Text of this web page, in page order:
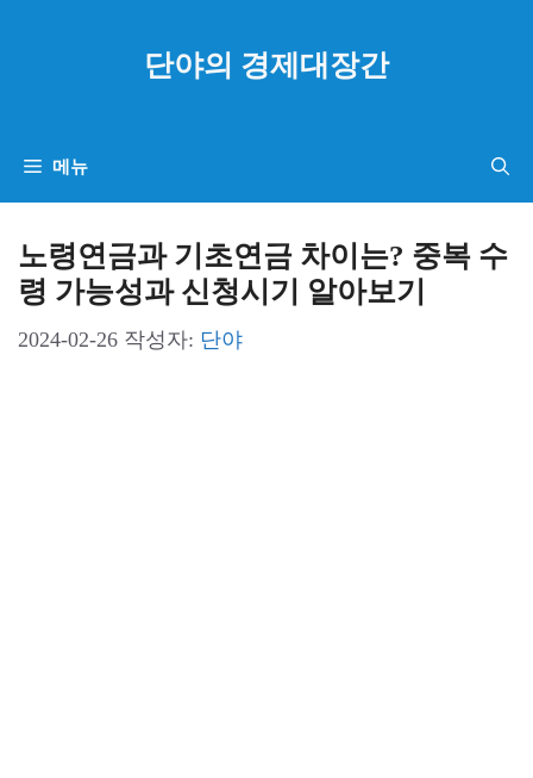
기
단야의 경제대장간
메뉴
노령연금과 기초연금 차이는? 중복 수
령 가능성과 신청시기 알아보기
2024-02-26 작성자: 단야